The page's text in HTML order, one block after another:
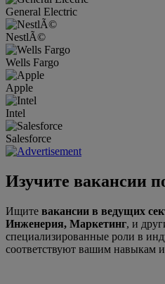
General Electric
NestlÃ©
Wells Fargo
Apple
Intel
Salesforce
Изучите вакансии
Ищите вакансии в ведущих
Инженерия, Маркетинг, и
специализированные роли в
соответствуют вашим навыкам